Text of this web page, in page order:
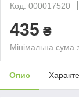
Код: 000017520
435 ₴
Мінімальна сума
Опис